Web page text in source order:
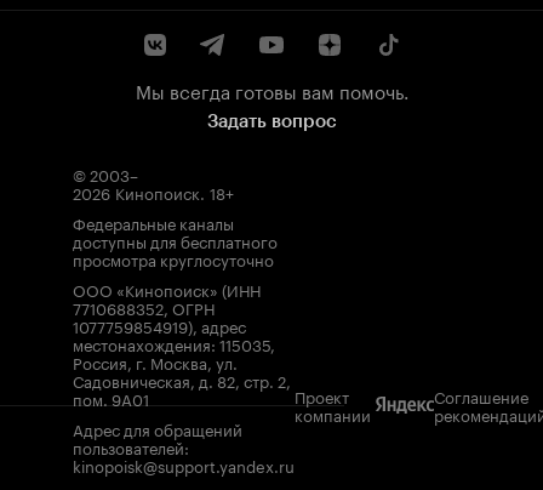
Мы всегда готовы вам помочь.
Задать вопрос
© 2003–
2026 Кинопоиск. 18+
Федеральные каналы
доступны для бесплатного
просмотра круглосуточно
ООО «Кинопоиск» (ИНН
7710688352, ОГРН
1077759854919), адрес
местонахождения: 115035,
Россия, г. Москва, ул.
Садовническая, д. 82, стр. 2,
пом. 9А01
Адрес для обращений
пользователей:
kinopoisk@support.yandex.ru
Проект
компании
Соглашение